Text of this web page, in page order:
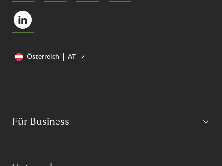
Österreich AT
Für Business